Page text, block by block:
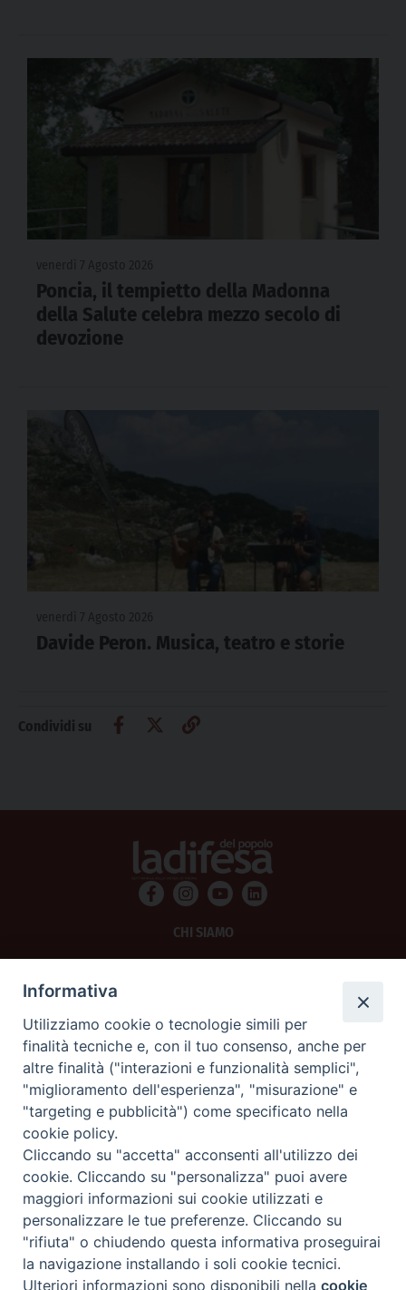
Poncia, il tempietto della Madonna
della Salute celebra mezzo secolo di
devozione
Davide Peron. Musica, teatro e storie
Condividi su
CHI SIAMO
SCRIVICI
La Difesa srl - P.iva 05125420280
La Difesa del Popolo percepisce i contributi pubblici all'editoria.
La Difesa del Popolo, tramite la Fisc (Federazione Italiana Settimanali Cattolici)
ha aderito allo IAP (Istituto dell'Autodisciplina Pubblicitaria) accettando il Codice
di Autodisciplina della Comunicazione Commerciale.
La Difesa del Popolo è una testata registrata presso il Tribunale di Padova
decreto del 15 giugno 1950 al n. 37 del registro periodici.
Preferenze Cookie
Informativa
Utilizziamo cookie o tecnologie simili per
finalità tecniche e, con il tuo consenso, anche per
altre finalità ("interazioni e funzionalità semplici",
"miglioramento dell'esperienza", "misurazione" e
"targeting e pubblicità") come specificato nella
cookie policy.
Cliccando su "accetta" acconsenti all'utilizzo dei
cookie. Cliccando su "personalizza" puoi avere
maggiori informazioni sui cookie utilizzati e
personalizzare le tue preferenze. Cliccando su
"rifiuta" o chiudendo questa informativa proseguirai
la navigazione installando i soli cookie tecnici.
Ulteriori informazioni sono disponibili nellacookie